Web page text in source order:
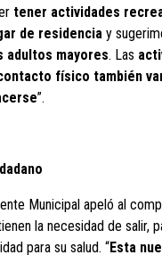
tener actividades
de residencia y
adultos mayores. Las
físico también
”.
Municipal apeló al
la necesidad de salir,
para su salud. “Esta